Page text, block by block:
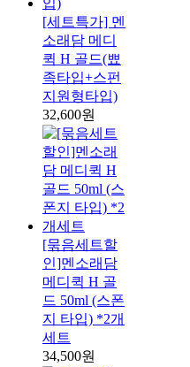
[세트특가] 멘
소래담 메디
퀵 H 골드(뾰
족타입+스펀
지원형타입)
32,600원
[묶음세트할
인]멘소래담
메디퀵 H 골
드 50ml (스폰
지 타입) *2개
세트
34,500원